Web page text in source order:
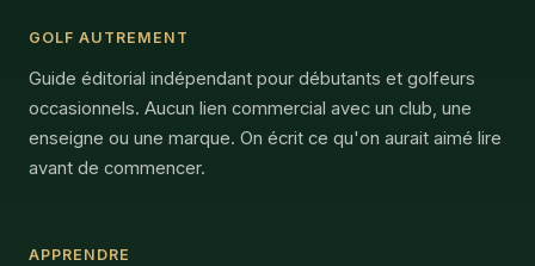
GOLF AUTREMENT
Guide éditorial indépendant pour débutants et golfeurs
occasionnels. Aucun lien commercial avec un club, une
enseigne ou une marque. On écrit ce qu'on aurait aimé lire
avant de commencer.
APPRENDRE